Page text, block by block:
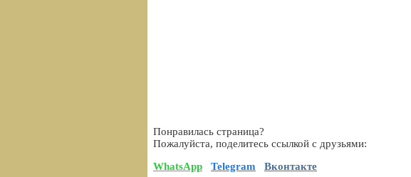
Понравилась страница?
Пожалуйста, поделитесь ссылкой с друзьями:
WhatsApp
Telegram Вконтакте